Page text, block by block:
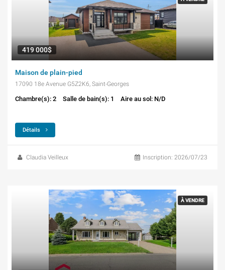
419 000$
Maison de plain-pied
17090 18e Avenue G5Z2K6, Saint-Georges
Chambre(s): 2 Salle de bain(s): 1 Aire au sol: N/D
Détails
Claudia Veilleux Inscription: 2026/07/23
À VENDRE